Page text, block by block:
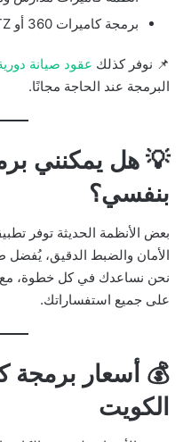
برمجة كاميرات 360 أو PTZ المتحركة
📌 نوفر كذلك عقود صيانة
البرمجة عند الحاجة مجانًا.
💡 هل يمكنني
بنفسي؟
بعض الأنظمة الحديثة توفر
الأمان والضبط الدقيق، يُفضل
نحن نساعدك في كل خطوة، مع
على جميع استفساراتك.
💰 أسعار برمجة
الكويت